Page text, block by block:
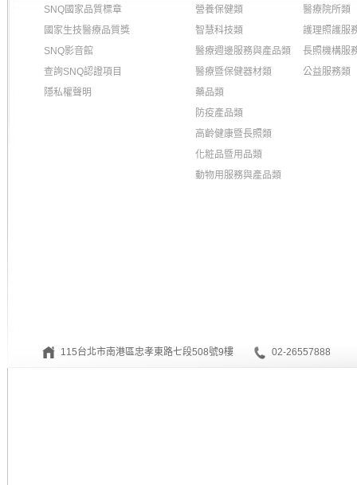
SNQ國家品質標章
國家生技醫療品質獎
SNQ影音館
查詢SNQ認證項目
隱私權聲明
營養保健類
智慧科技類
醫療週邊服務與產品類
醫療暨保健器材類
藥品類
防疫產品類
高齡健康暨長照類
化粧品暨用品類
動物用服務與產品類
醫療院所類
護理照護服
長照機構服
公益服務類
115台北市南港區忠孝東路七段508號9樓 02-26557888